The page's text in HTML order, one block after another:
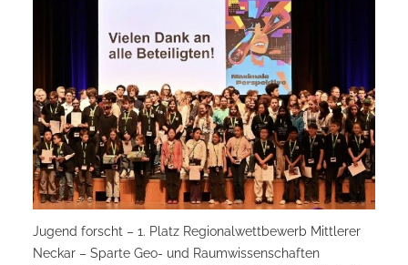
Jugend forscht – 1. Platz Regionalwettbewerb Mittlerer
Neckar – Sparte Geo- und Raumwissenschaften